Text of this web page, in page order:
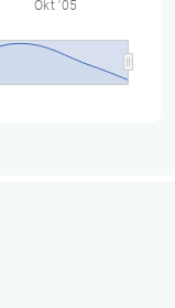
Okt '05